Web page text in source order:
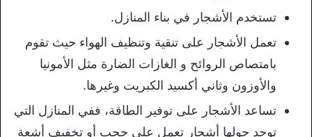
تستخدم الأشجار في بناء المنازل.
تعمل الأشجار على تنقية وتنظيف الهواء حيث تقوم
بامتصاص الروائح و الغازات الضارة مثل الأمونيا
والأوزون وثاني أكسيد الكبريت وغيرها.
تساعد الأشجار على توفير الطاقة، ففي المنازل التي
توجد حولها أشجار تعمل على حجب أو تخفيف أشعة